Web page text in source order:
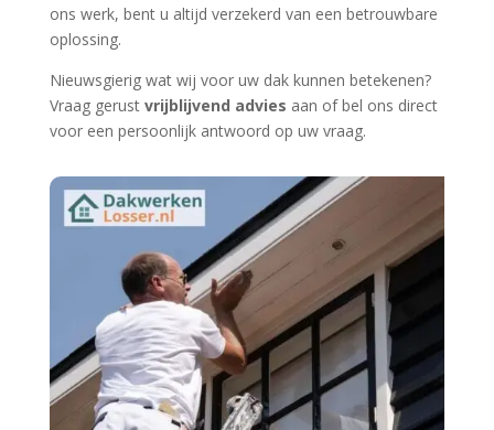
ons werk, bent u altijd verzekerd van een betrouwbare
oplossing.
Nieuwsgierig wat wij voor uw dak kunnen betekenen?
Vraag gerust vrijblijvend advies aan of bel ons direct
voor een persoonlijk antwoord op uw vraag.